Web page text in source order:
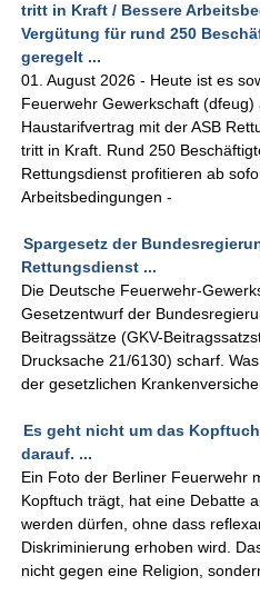
tritt in Kraft / Bessere
Vergütung für rund 250
geregelt ...
01. August 2026 - Heute ist es
Feuerwehr Gewerkschaft (dfeug)
Haustarifvertrag mit der ASB
tritt in Kraft. Rund 250
Rettungsdienst profitieren ab
Arbeitsbedingungen -
Spargesetz der
Rettungsdienst ...
Die Deutsche Feuerwehr-
Gesetzentwurf der
Beitragssätze (GKV-
Drucksache 21/6130) scharf.
der gesetzlichen
Es geht nicht um das
darauf. ...
Ein Foto der Berliner Feuerwehr
Kopftuch trägt, hat eine Debatte
werden dürfen, ohne dass
Diskriminierung erhoben wird.
nicht gegen eine Religion,